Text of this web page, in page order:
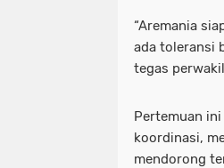
“Aremania
ada toleransi
tegas
Pertemuan
koordinasi,
mendorong